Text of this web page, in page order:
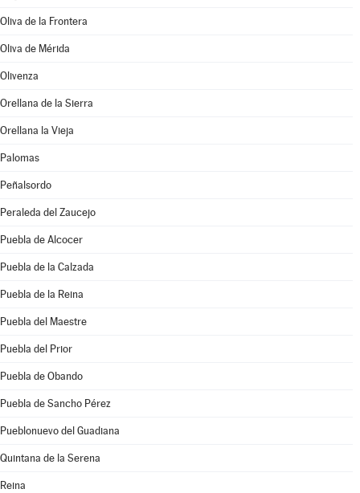
Oliva de la Frontera
Oliva de Mérida
Olivenza
Orellana de la Sierra
Orellana la Vieja
Palomas
Peñalsordo
Peraleda del Zaucejo
Puebla de Alcocer
Puebla de la Calzada
Puebla de la Reina
Puebla del Maestre
Puebla del Prior
Puebla de Obando
Puebla de Sancho Pérez
Pueblonuevo del Guadiana
Quintana de la Serena
Reina